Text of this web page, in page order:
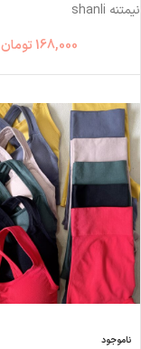
نیمتنه shanli
168,000 تومان
ناموجود